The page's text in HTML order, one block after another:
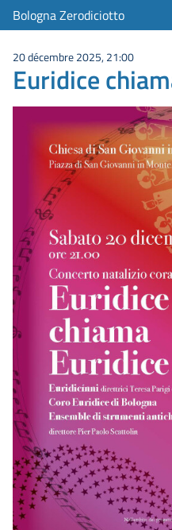
Bologna Zerodiciotto
20 décembre 2025, 21:00
Euridice